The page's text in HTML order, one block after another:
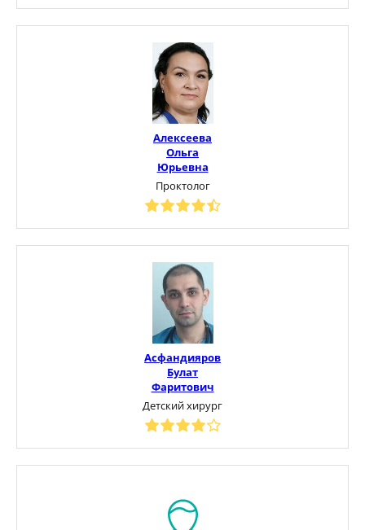
Алексеева
Ольга
Юрьевна
Проктолог
Асфандияров
Булат
Фаритович
Детский хирург